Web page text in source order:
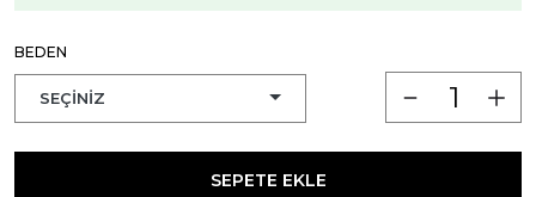
BEDEN
SEPETE EKLE